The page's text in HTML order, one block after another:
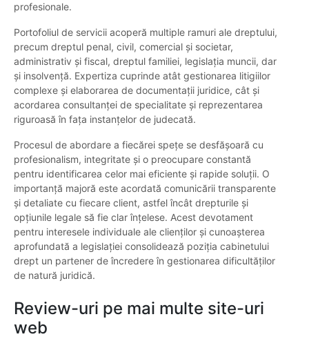
profesionale.
Portofoliul de servicii acoperă multiple ramuri ale dreptului,
precum dreptul penal, civil, comercial și societar,
administrativ și fiscal, dreptul familiei, legislația muncii, dar
și insolvență. Expertiza cuprinde atât gestionarea litigiilor
complexe și elaborarea de documentații juridice, cât și
acordarea consultanței de specialitate și reprezentarea
riguroasă în fața instanțelor de judecată.
Procesul de abordare a fiecărei spețe se desfășoară cu
profesionalism, integritate și o preocupare constantă
pentru identificarea celor mai eficiente și rapide soluții. O
importanță majoră este acordată comunicării transparente
și detaliate cu fiecare client, astfel încât drepturile și
opțiunile legale să fie clar înțelese. Acest devotament
pentru interesele individuale ale clienților și cunoașterea
aprofundată a legislației consolidează poziția cabinetului
drept un partener de încredere în gestionarea dificultăților
de natură juridică.
Review-uri pe mai multe site-uri
web